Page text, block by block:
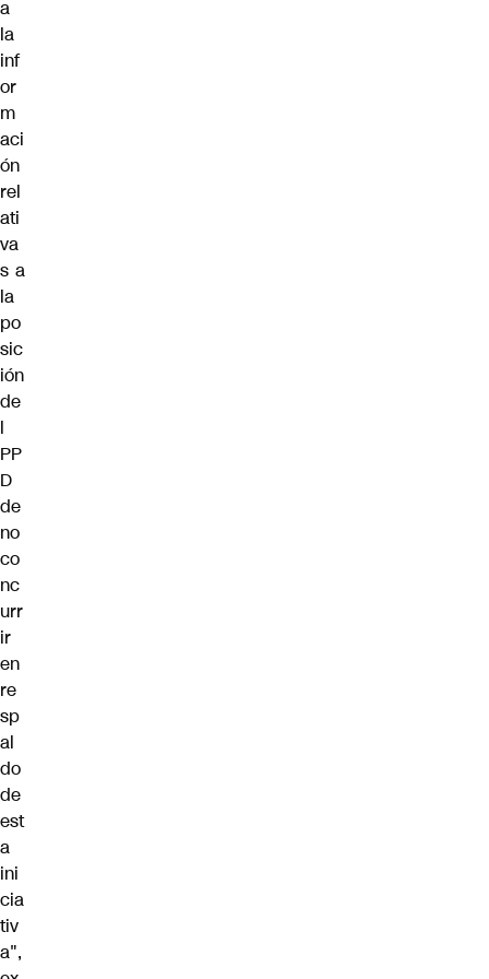
a
la
inf
or
m
aci
ón
rel
ati
va
s a
la
po
sic
ión
de
l
PP
D
de
no
co
nc
urr
ir
en
re
sp
al
do
de
est
a
ini
cia
tiv
a",